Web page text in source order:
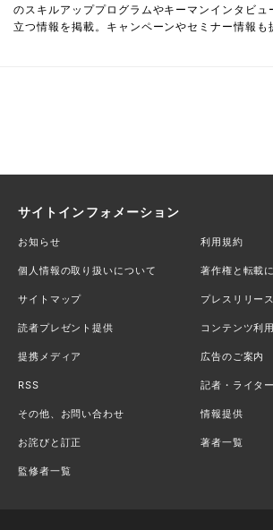
のスキルアッププログラムやキーマンインタビュ
立つ情報を掲載。キャンペーンやセミナー情報も
サイトインフォメーション
お知らせ 利用規約
個人情報の取り扱いについて 著作権と転載
サイトマップ プレスリリー
読者プレゼント提供 コンテンツ利
提携メディア 広告のご案内
RSS 記者・ライタ
その他、お問い合わせ 情報提供
お詫びと訂正 著者一覧
監修者一覧